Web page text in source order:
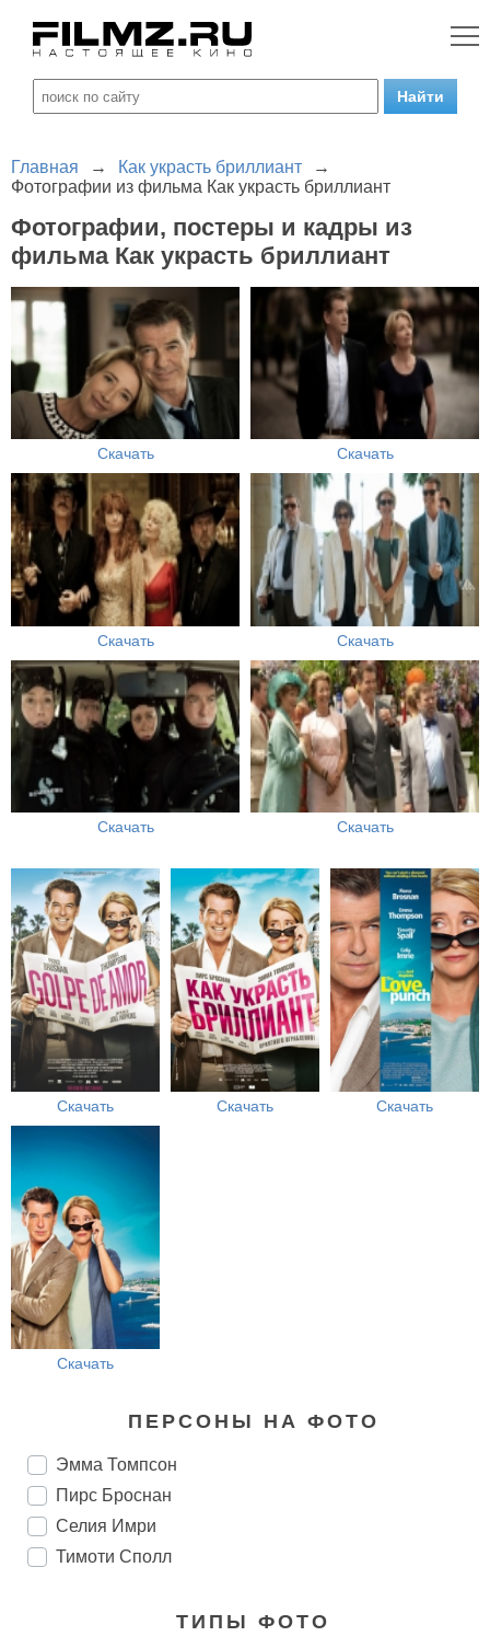
Главная → Как украсть бриллиант
→
Фотографии из фильма Как украсть бриллиант
Фотографии, постеры и кадры из
фильма Как украсть бриллиант
Скачать Скачать
Скачать Скачать
Скачать Скачать
Скачать Скачать Скачать
Скачать
ПЕРСОНЫ НА ФОТО
Эмма Томпсон
Пирс Броснан
Селия Имри
Тимоти Сполл
ТИПЫ ФОТО